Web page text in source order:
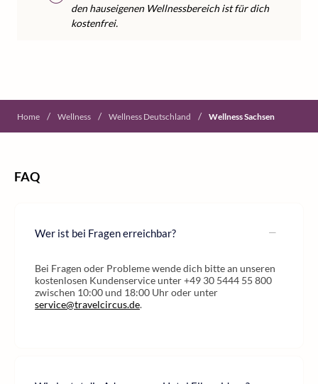
den hauseigenen Wellnessbereich ist für dich
kostenfrei.
Home / Wellness / Wellness Deutschland / Wellness Sachsen
FAQ
Wer ist bei Fragen erreichbar?
Bei Fragen oder Probleme wende dich bitte an unseren
kostenlosen Kundenservice unter +49 30 5444 55 800
zwischen 10:00 und 18:00 Uhr oder unter
service@travelcircus.de.